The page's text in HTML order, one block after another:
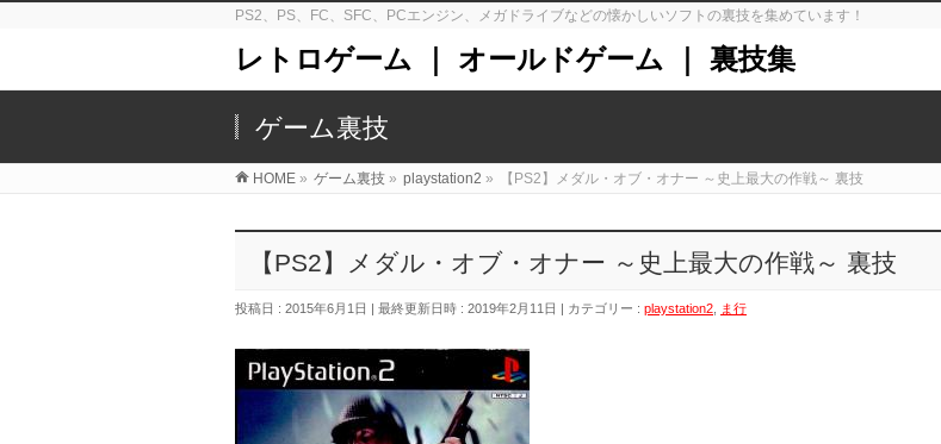
PS2、PS、FC、SFC、PCエンジン、メガドライブなどの懐かしいソフトの裏技を集めています！
レトロゲーム ｜ オールドゲーム ｜ 裏技集
ゲーム裏技
HOME » ゲーム裏技 » playstation2 » 【PS2】メダル・オブ・オナー ～史上最大の作戦～ 裏技
【PS2】メダル・オブ・オナー ～史上最大の作戦～ 裏技
投稿日 : 2015年6月1日 最終更新日時 : 2019年2月11日 カテゴリー : playstation2 ま行